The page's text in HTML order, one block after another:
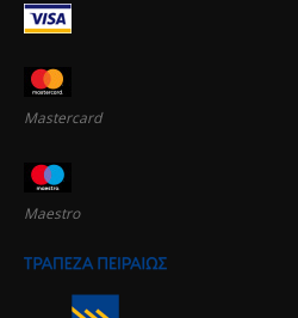
Mastercard
Maestro